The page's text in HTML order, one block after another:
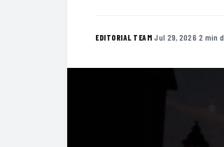
EDITORIAL TEAM·Jul 29, 2026·2 min